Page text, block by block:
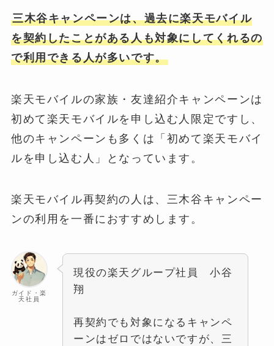
三木谷キャンペーンは、過去に楽天モバイル
を契約したことがある人も対象にしてくれるの
で利用できる人が多いです。
楽天モバイルの家族・友達紹介キャンペーンは
初めて楽天モバイルを申し込む人限定ですし、
他のキャンペーンも多くは「初めて楽天モバイ
ルを申し込む人」となっています。
楽天モバイル再契約の人は、三木谷キャンペー
ンの利用を一番におすすめします。
ガイド・楽
天社員
現役の楽天グループ社員 小谷
翔
再契約でも対象になるキャンペ
ーンはゼロではないですが、三